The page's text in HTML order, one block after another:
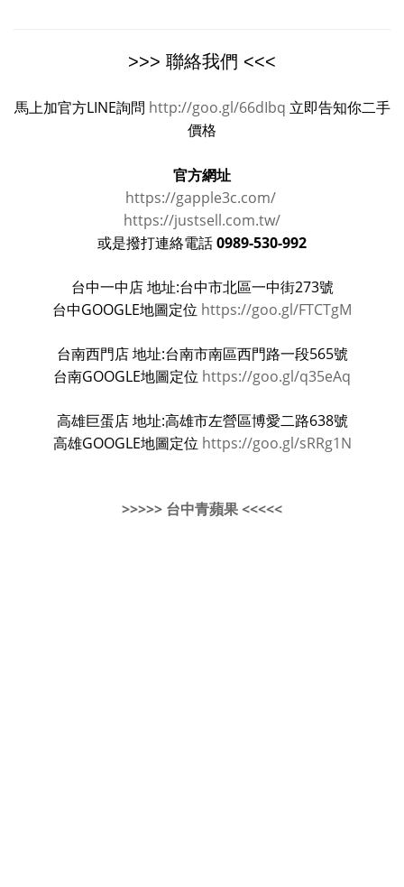
>>> 聯絡我們 <<<
馬上加官方LINE詢問 http://goo.gl/66dIbq 立即告知你二手
價格
官方網址
https://gapple3c.com/
https://justsell.com.tw/
或是撥打連絡電話 0989-530-992
台中一中店 地址:台中市北區一中街273號
台中GOOGLE地圖定位 https://goo.gl/FTCTgM
台南西門店 地址:台南市南區西門路一段565號
台南GOOGLE地圖定位 https://goo.gl/q35eAq
高雄巨蛋店 地址:高雄市左營區博愛二路638號
高雄GOOGLE地圖定位 https://goo.gl/sRRg1N
>>>>> 台中青蘋果 <<<<<